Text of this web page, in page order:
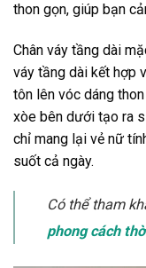
thon gọn, giúp bạn
Chân váy tầng dài
váy tầng dài kết hợp
tôn lên vóc dáng
xòe bên dưới tạo ra
chỉ mang lại vẻ nữ
suốt cả ngày.
Có thể tham
phong cách